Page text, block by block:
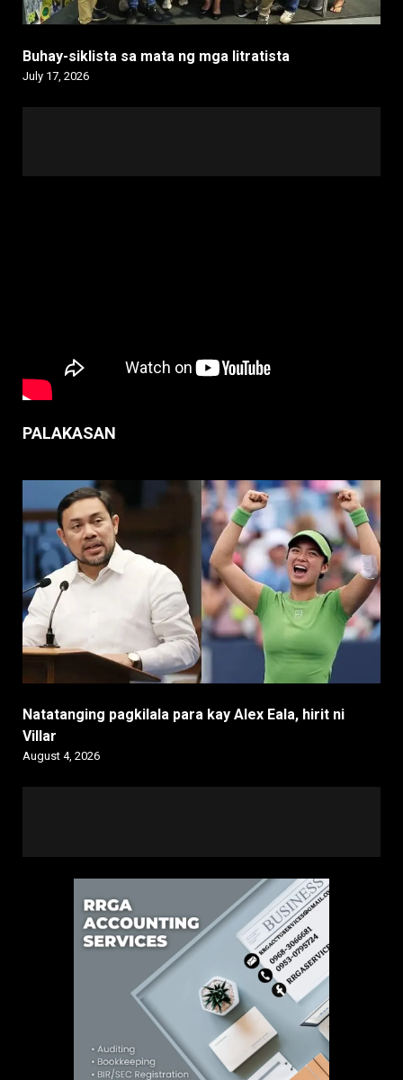
Buhay-siklista sa mata ng mga litratista
July 17, 2026
PALAKASAN
Natatanging pagkilala para kay Alex Eala, hirit ni
Villar
August 4, 2026